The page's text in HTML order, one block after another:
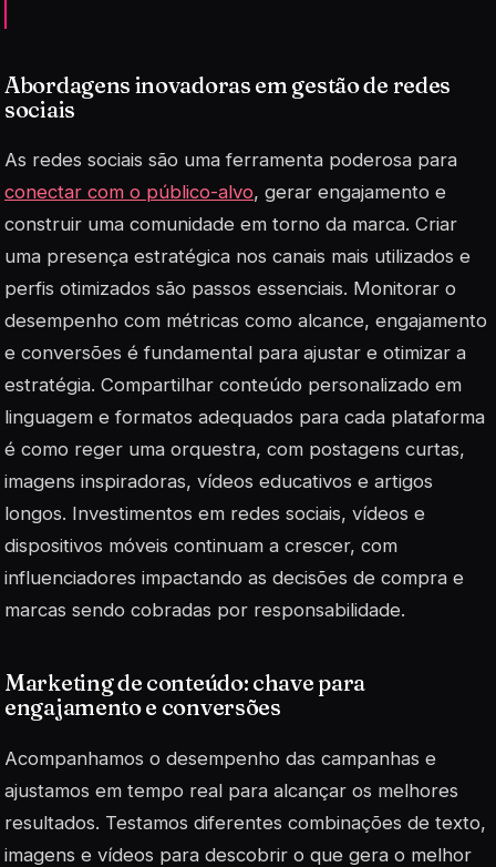
Abordagens inovadoras em gestão de redes
sociais
As redes sociais são uma ferramenta poderosa para
conectar com o público-alvo, gerar engajamento e
construir uma comunidade em torno da marca. Criar
uma presença estratégica nos canais mais utilizados e
perfis otimizados são passos essenciais. Monitorar o
desempenho com métricas como alcance, engajamento
e conversões é fundamental para ajustar e otimizar a
estratégia. Compartilhar conteúdo personalizado em
linguagem e formatos adequados para cada plataforma
é como reger uma orquestra, com postagens curtas,
imagens inspiradoras, vídeos educativos e artigos
longos. Investimentos em redes sociais, vídeos e
dispositivos móveis continuam a crescer, com
influenciadores impactando as decisões de compra e
marcas sendo cobradas por responsabilidade.
Marketing de conteúdo: chave para
engajamento e conversões
Acompanhamos o desempenho das campanhas e
ajustamos em tempo real para alcançar os melhores
resultados. Testamos diferentes combinações de texto,
imagens e vídeos para descobrir o que gera o melhor